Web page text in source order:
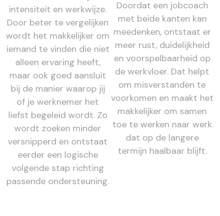
intensiteit en werkwijze.
Door beter te vergelijken
wordt het makkelijker om
iemand te vinden die niet
alleen ervaring heeft,
maar ook goed aansluit
bij de manier waarop jij
of je werknemer het
liefst begeleid wordt. Zo
wordt zoeken minder
versnipperd en ontstaat
eerder een logische
volgende stap richting
passende ondersteuning.
Doordat een jobcoach
met beide kanten kan
meedenken, ontstaat er
meer rust, duidelijkheid
en voorspelbaarheid op
de werkvloer. Dat helpt
om misverstanden te
voorkomen en maakt het
makkelijker om samen
toe te werken naar werk
dat op de langere
termijn haalbaar blijft.